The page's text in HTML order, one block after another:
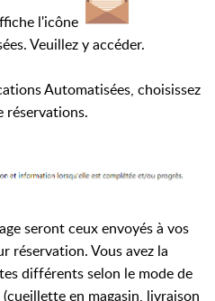
l'icône
Veuillez y accéder.
Automatisées, choisissez
réservations.
seront ceux envoyés à vos
réservation. Vous avez la
différents selon le mode de
en magasin, livraison